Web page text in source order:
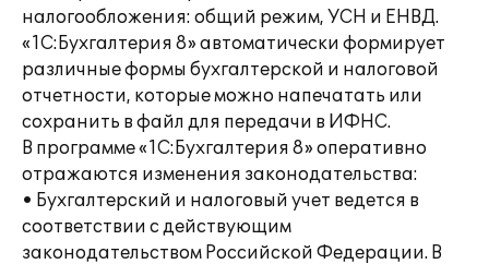
налогообложения: общий режим, УСН и ЕНВД.
«1С:Бухгалтерия 8» автоматически формирует
различные формы бухгалтерской и налоговой
отчетности, которые можно напечатать или
сохранить в файл для передачи в ИФНС.
В программе «1С:Бухгалтерия 8» оперативно
отражаются изменения законодательства:
• Бухгалтерский и налоговый учет ведется в
соответствии с действующим
законодательством Российской Федерации. В